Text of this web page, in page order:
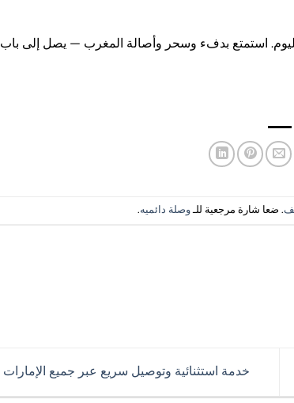
استمتع بدفء وسحر وأصالة المغرب — يصل إلى باب
. ضعا شارة مرجعية للـوصلة دائميه.
خدمة استثنائية وتوصيل سريع عبر جميع الإمارات